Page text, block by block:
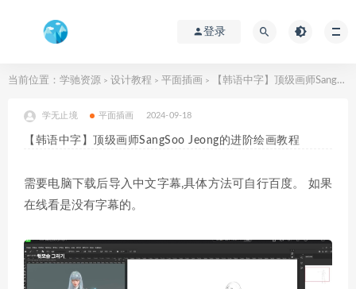
登录
当前位置： 学驰资源 > 设计教程 > 平面插画 > 【韩语中字】顶级画师SangSoo Jeong的进阶绘画教程
学无止境 平面插画 2024-09-18
【韩语中字】顶级画师SangSoo Jeong的进阶绘画教程
需要电脑下载后导入中文字幕,具体方法可自行百度。 如果
在线看是没有字幕的。